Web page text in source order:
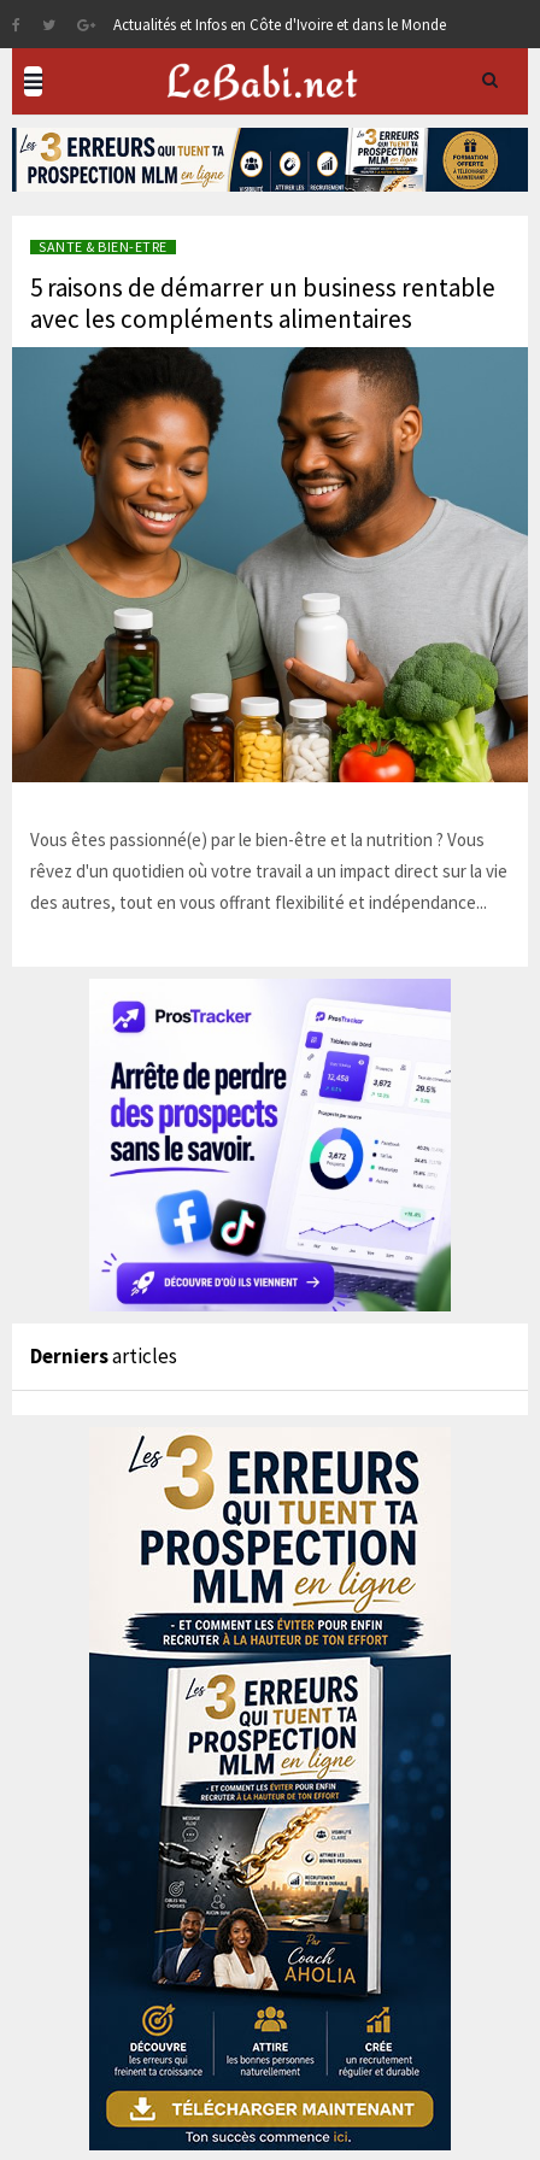
Actualités et Infos en Côte d'Ivoire et dans le Monde
SANTE & BIEN-ETRE
5 raisons de démarrer un business rentable
avec les compléments alimentaires
Vous êtes passionné(e) par le bien-être et la nutrition ? Vous
rêvez d'un quotidien où votre travail a un impact direct sur la vie
des autres, tout en vous offrant flexibilité et indépendance...
Derniersarticles